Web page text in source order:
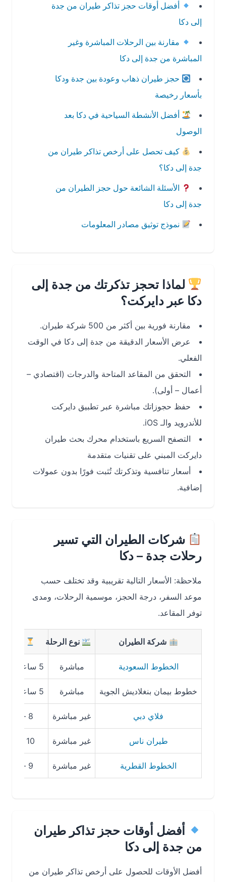
أفضل أوقات حجز تذاكر طيران من جدة
إلى دكا
مقارنة بين الرحلات المباشرة وغير
المباشرة من جدة إلى دكا
حجز طيران ذهاب وعودة بين جدة ودكا
بأسعار رخيصة
أفضل الأنشطة السياحية في دكا بعد
الوصول
كيف تحصل على أرخص تذاكر طيران من
جدة إلى دكا؟
الأسئلة الشائعة حول حجز الطيران من
جدة إلى دكا
نموذج توثيق مصادر المعلومات
لماذا تحجز تذكرتك من جدة إلى
دكا عبر دايركت؟
مقارنة فورية بين أكثر من 500 شركة طيران.
عرض الأسعار الدقيقة من جدة إلى دكا في الوقت
الفعلي.
التحقق من المقاعد المتاحة والدرجات (اقتصادي –
أعمال – أولى).
حفظ حجوزاتك مباشرة عبر تطبيق دايركت
للأندرويد والـ iOS.
التصفح السريع باستخدام محرك بحث طيران
دايركت المبني على تقنيات متقدمة
أسعار تنافسية وتذكرتك تُثبت فورًا بدون عمولات
إضافية.
شركات الطيران التي تسير
رحلات جدة – دكا
ملاحظة: الأسعار التالية تقريبية وقد تختلف حسب
موعد السفر، درجة الحجز، موسمية الرحلات، ومدى
توفر المقاعد.
شركة الطيران نوع الرحلة مدة الرحلة
الخطوط السعودية مباشرة 5 ساعات 45 دقيقة
خطوط بيمان بنغلاديش الجوية مباشرة 5 ساعات 50 دقيقة
فلاي دبي غير مباشرة 8 – 12 ساعة
طيران ناس غير مباشرة 10 – 14 ساعة
الخطوط القطرية غير مباشرة 9 – 12 ساعة
أفضل أوقات حجز تذاكر طيران
من جدة إلى دكا
أفضل الأوقات للحصول على أرخص تذاكر طيران من